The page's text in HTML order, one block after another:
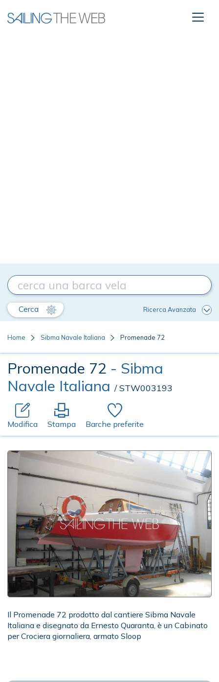
Cerca Ricerca Avanzata
Home Sibma Navale Italiana Promenade 72
Promenade 72 - Sibma
Navale Italiana / STW003193
Modifica Stampa Barche preferite
Il Promenade 72 prodotto dal cantiere Sibma Navale
Italiana e disegnato da Ernesto Quaranta, è un Cabinato
per Crociera giornaliera, armato Sloop